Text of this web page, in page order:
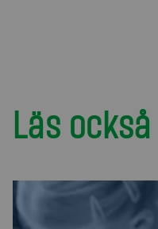
Läs också